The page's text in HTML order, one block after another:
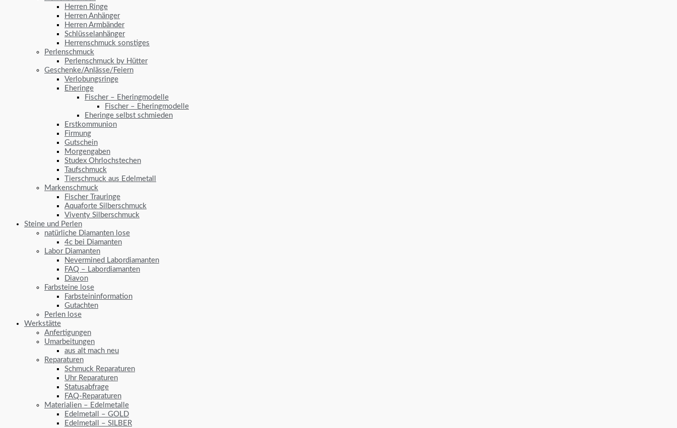
Herren Ringe
Herren Anhänger
Herren Armbänder
Schlüsselanhänger
Herrenschmuck sonstiges
Perlenschmuck
Perlenschmuck by Hütter
Geschenke/Anlässe/Feiern
Verlobungsringe
Eheringe
Fischer – Eheringmodelle
Fischer – Eheringmodelle
Eheringe selbst schmieden
Erstkommunion
Firmung
Gutschein
Morgengaben
Studex Ohrlochstechen
Taufschmuck
Tierschmuck aus Edelmetall
Markenschmuck
Fischer Trauringe
Aquaforte Silberschmuck
Viventy Silberschmuck
Steine und Perlen
natürliche Diamanten lose
4c bei Diamanten
Labor Diamanten
Nevermined Labordiamanten
FAQ – Labordiamanten
Diavon
Farbsteine lose
Farbsteininformation
Gutachten
Perlen lose
Werkstätte
Anfertigungen
Umarbeitungen
aus alt mach neu
Reparaturen
Schmuck Reparaturen
Uhr Reparaturen
Statusabfrage
FAQ-Reparaturen
Materialien – Edelmetalle
Edelmetall – GOLD
Edelmetall – SILBER